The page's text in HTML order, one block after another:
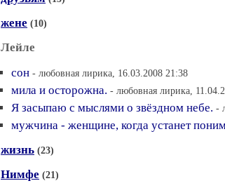
жене (10)
Лейле
сон - любовная лирика, 16.03.2008 21:38
мила и осторожна. - любовная лирика,
Я засыпаю с мыслями о звёздном небе. -
мужчина - женщине, когда устанет
жизнь (23)
Нимфе (21)